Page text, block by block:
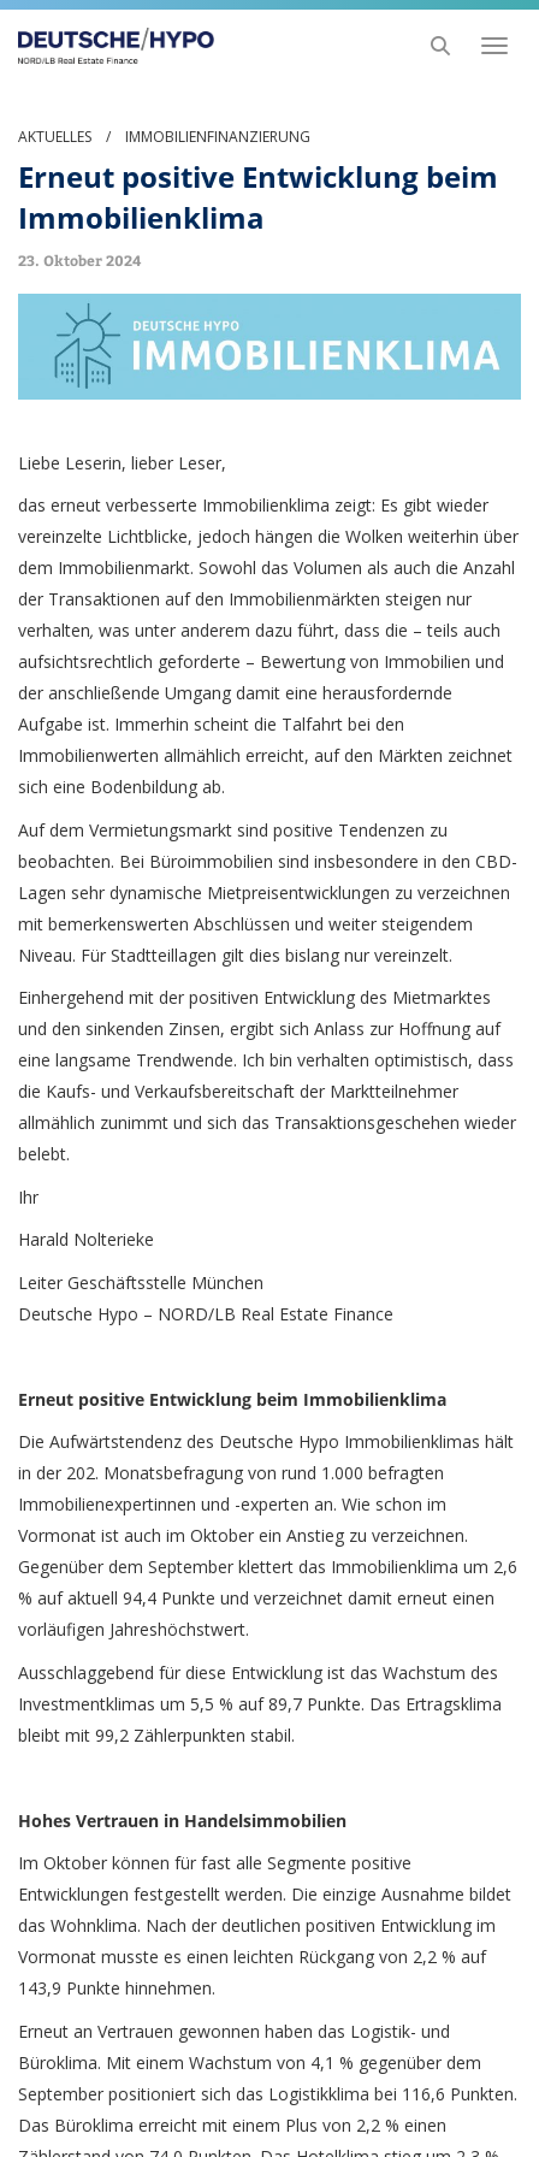
Toggle
AKTUELLES / IMMOBILIENFINANZIERUNG
Erneut positive Entwicklung beim
Immobilienklima
23. Oktober 2024
Liebe Leserin, lieber Leser,
das erneut verbesserte Immobilienklima zeigt: Es gibt wieder
vereinzelte Lichtblicke, jedoch hängen die Wolken weiterhin über
dem Immobilienmarkt. So­wohl das Volumen als auch die Anzahl
der Transaktionen auf den Immobilienmärk­ten steigen nur
verhalten, was unter anderem dazu führt, dass die – teils auch
aufsichtsrechtlich geforderte – Bewertung von Immobilien und
der anschließende Umgang damit eine herausfordernde
Aufgabe ist. Immerhin scheint die Talfahrt bei den
Immobilienwerten allmählich erreicht, auf den Märkten zeichnet
sich eine Bodenbildung ab.
Auf dem Vermietungsmarkt sind positive Tendenzen zu
beobachten. Bei Büroimmobilien sind insbesondere in den CBD-
Lagen sehr dynamische Mietpreisentwicklungen zu verzeichnen
mit bemerkenswerten Abschlüssen und weiter steigendem
Niveau. Für Stadtteillagen gilt dies bislang nur vereinzelt.
Einhergehend mit der positiven Entwicklung des Mietmarktes
und den sinkenden Zinsen, ergibt sich Anlass zur Hoffnung auf
eine langsame Trendwende. Ich bin verhalten optimistisch, dass
die Kaufs- und Verkaufsbereitschaft der Marktteilnehmer
allmählich zunimmt und sich das Transaktionsgeschehen wieder
belebt.
Ihr
Harald Nolterieke
Leiter Geschäftsstelle München
Deutsche Hypo – NORD/LB Real Estate Finance
Erneut positive Entwicklung beim Immobilienklima
Die Aufwärtstendenz des Deutsche Hypo Immobilienklimas hält
in der 202. Monatsbefragung von rund 1.000 befragten
Immobilienex­pertinnen und -experten an. Wie schon im
Vormonat ist auch im Oktober ein Anstieg zu verzeichnen.
Gegenüber dem September klettert das Immobilienklima um 2,6
% auf aktuell 94,4 Punkte und verzeichnet damit erneut einen
vorläufigen Jahreshöchstwert.
Ausschlaggebend für diese Entwicklung ist das Wachstum des
In­vestmentklimas um 5,5 % auf 89,7 Punkte. Das Ertragsklima
bleibt mit 99,2 Zählerpunkten stabil.
Hohes Vertrauen in Handelsimmobilien
Im Oktober können für fast alle Segmente positive
Entwicklungen festgestellt werden. Die einzige Ausnahme bildet
das Wohnklima. Nach der deutlichen positiven Entwicklung im
Vormonat musste es einen leichten Rückgang von 2,2 % auf
143,9 Punkte hinnehmen.
Erneut an Vertrauen gewonnen haben das Logistik- und
Büroklima. Mit einem Wachstum von 4,1 % gegenüber dem
September positioniert sich das Logistikklima bei 116,6 Punkten.
Das Büroklima erreicht mit einem Plus von 2,2 % einen